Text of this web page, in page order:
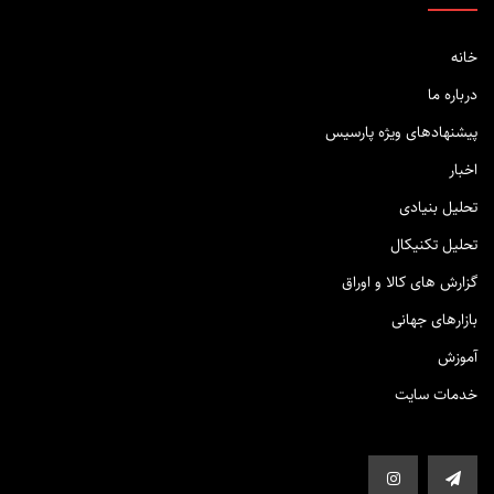
خانه
درباره ما
پیشنهادهای ویژه پارسیس
اخبار
تحلیل بنیادی
تحلیل تکنیکال
گزارش های کالا و اوراق
بازارهای جهانی
آموزش
خدمات سایت